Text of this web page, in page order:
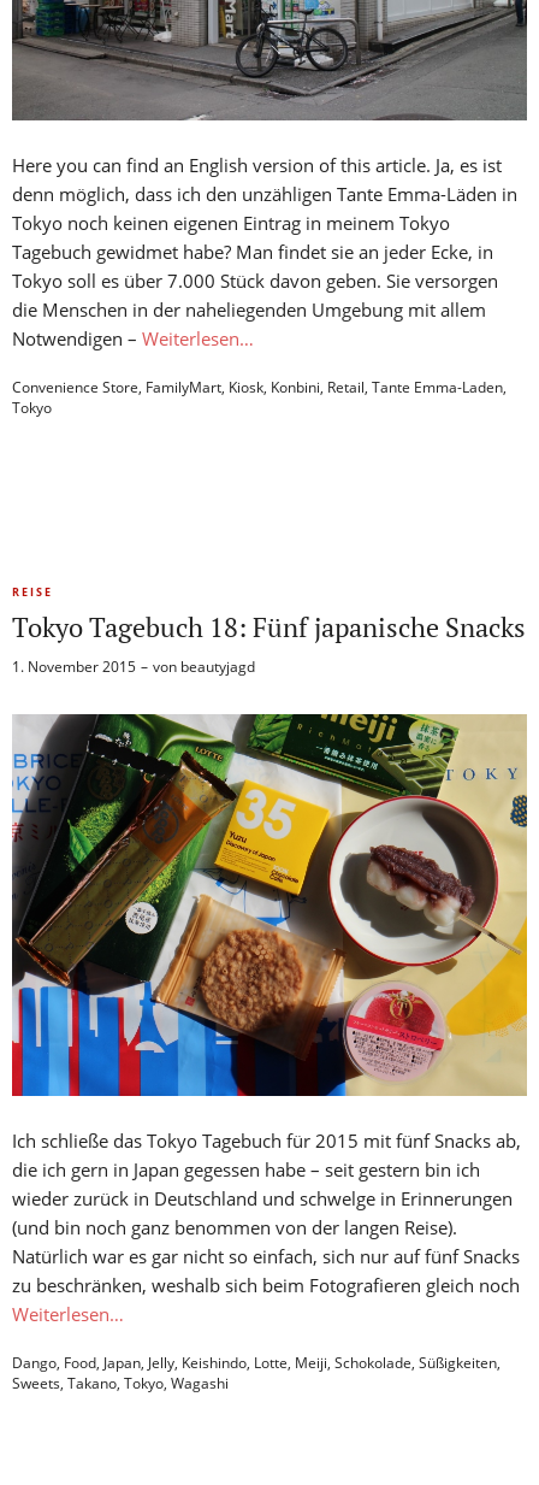
Here you can find an English version of this article. Ja, es ist
denn möglich, dass ich den unzähligen Tante Emma-Läden in
Tokyo noch keinen eigenen Eintrag in meinem Tokyo
Tagebuch gewidmet habe? Man findet sie an jeder Ecke, in
Tokyo soll es über 7.000 Stück davon geben. Sie versorgen
die Menschen in der naheliegenden Umgebung mit allem
Notwendigen – Weiterlesen…
Convenience Store, FamilyMart, Kiosk, Konbini, Retail, Tante Emma-Laden,
Tokyo
REISE
Tokyo Tagebuch 18: Fünf japanische Snacks
1. November 2015 von beautyjagd
Ich schließe das Tokyo Tagebuch für 2015 mit fünf Snacks ab,
die ich gern in Japan gegessen habe – seit gestern bin ich
wieder zurück in Deutschland und schwelge in Erinnerungen
(und bin noch ganz benommen von der langen Reise).
Natürlich war es gar nicht so einfach, sich nur auf fünf Snacks
zu beschränken, weshalb sich beim Fotografieren gleich noch
Weiterlesen…
Dango, Food, Japan, Jelly, Keishindo, Lotte, Meiji, Schokolade, Süßigkeiten,
Sweets, Takano, Tokyo, Wagashi